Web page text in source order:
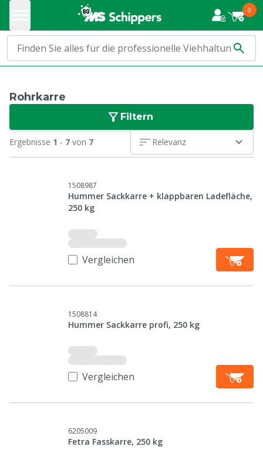
0
Rohrkarre
Filtern
Ergebnisse 1 - 7 von 7 Relevanz
1508987
Hummer Sackkarre + klappbaren Ladefläche,
250 kg
Vergleichen
1508814
Hummer Sackkarre profi, 250 kg
Vergleichen
6205009
Fetra Fasskarre, 250 kg